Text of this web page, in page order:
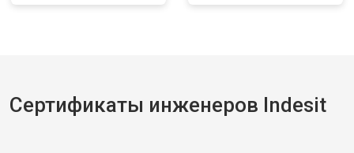
Сертификаты инженеров Indesit